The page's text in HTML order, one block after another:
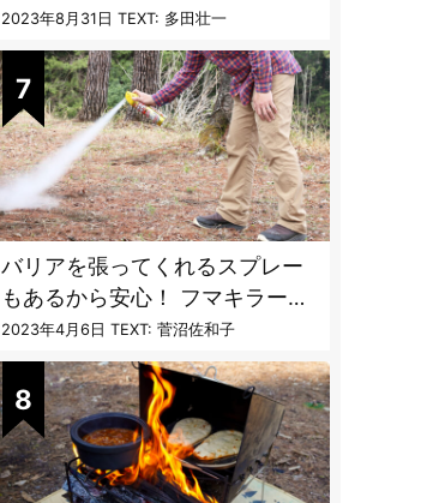
「トライアル」一択だった
2023年8月31日 TEXT: 多田壮一
バリアを張ってくれるスプレー
もあるから安心！ フマキラーに
聞く「最強の虫撃退グッズ
vol.4」【キャンプサイトで使う
虫よけ】
2023年4月6日 TEXT: 菅沼佐和子